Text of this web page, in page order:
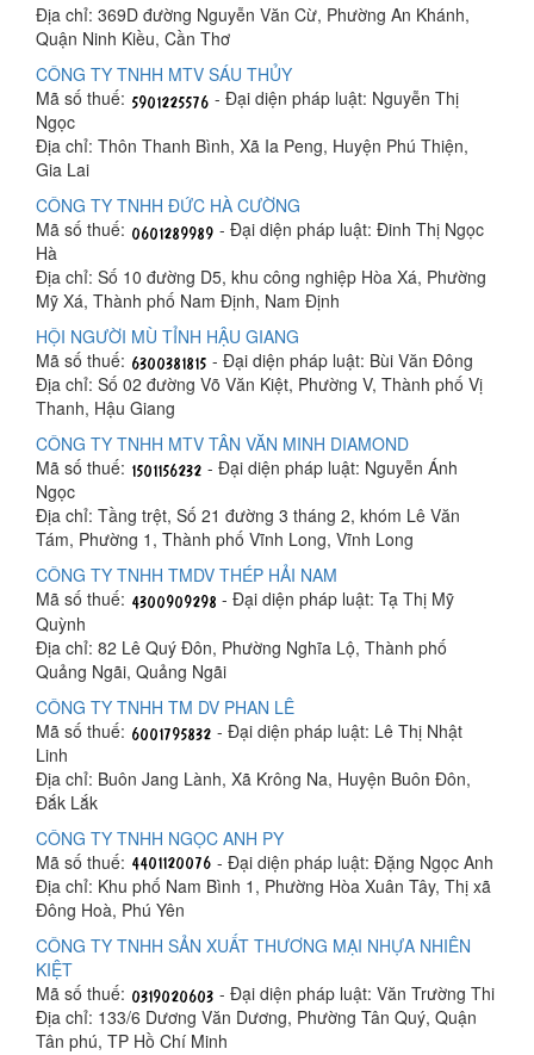
Địa chỉ: 369D đường Nguyễn Văn Cừ, Phường An Khánh,
Quận Ninh Kiều, Cần Thơ
CÔNG TY TNHH MTV SÁU THỦY
Mã số thuế:
- Đại diện pháp luật: Nguyễn Thị
Ngọc
Địa chỉ: Thôn Thanh Bình, Xã Ia Peng, Huyện Phú Thiện,
Gia Lai
CÔNG TY TNHH ĐỨC HÀ CƯỜNG
Mã số thuế:
- Đại diện pháp luật: Đinh Thị Ngọc
Hà
Địa chỉ: Số 10 đường D5, khu công nghiệp Hòa Xá, Phường
Mỹ Xá, Thành phố Nam Định, Nam Định
HỘI NGƯỜI MÙ TỈNH HẬU GIANG
Mã số thuế:
- Đại diện pháp luật: Bùi Văn Đông
Địa chỉ: Số 02 đường Võ Văn Kiệt, Phường V, Thành phố Vị
Thanh, Hậu Giang
CÔNG TY TNHH MTV TÂN VĂN MINH DIAMOND
Mã số thuế:
- Đại diện pháp luật: Nguyễn Ánh
Ngọc
Địa chỉ: Tầng trệt, Số 21 đường 3 tháng 2, khóm Lê Văn
Tám, Phường 1, Thành phố Vĩnh Long, Vĩnh Long
CÔNG TY TNHH TMDV THÉP HẢI NAM
Mã số thuế:
- Đại diện pháp luật: Tạ Thị Mỹ
Quỳnh
Địa chỉ: 82 Lê Quý Đôn, Phường Nghĩa Lộ, Thành phố
Quảng Ngãi, Quảng Ngãi
CÔNG TY TNHH TM DV PHAN LÊ
Mã số thuế:
- Đại diện pháp luật: Lê Thị Nhật
Linh
Địa chỉ: Buôn Jang Lành, Xã Krông Na, Huyện Buôn Đôn,
Đắk Lắk
CÔNG TY TNHH NGỌC ANH PY
Mã số thuế:
- Đại diện pháp luật: Đặng Ngọc Anh
Địa chỉ: Khu phố Nam Bình 1, Phường Hòa Xuân Tây, Thị xã
Đông Hoà, Phú Yên
CÔNG TY TNHH SẢN XUẤT THƯƠNG MẠI NHỰA NHIÊN
KIỆT
Mã số thuế:
- Đại diện pháp luật: Văn Trường Thi
Địa chỉ: 133/6 Dương Văn Dương, Phường Tân Quý, Quận
Tân phú, TP Hồ Chí Minh